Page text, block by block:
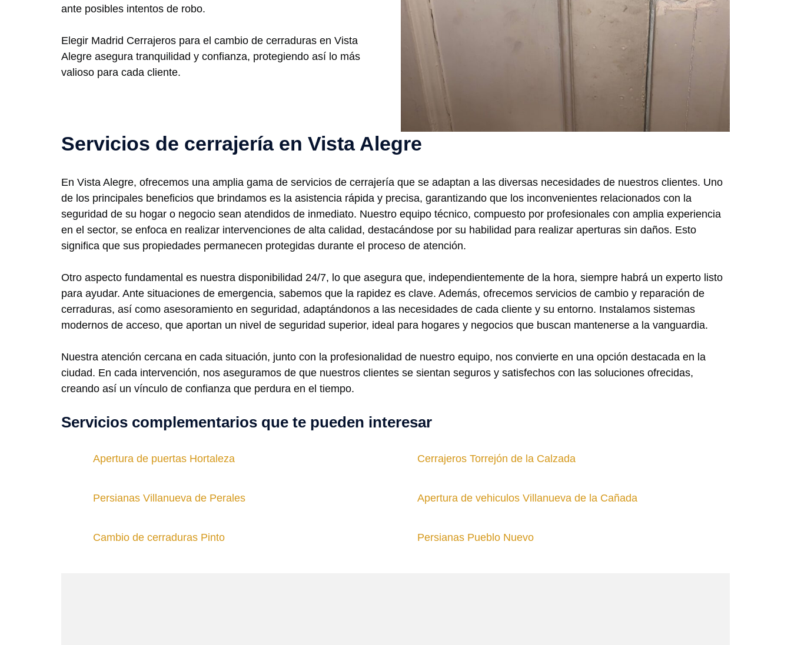
ante posibles intentos de robo.
Elegir Madrid Cerrajeros para el cambio de cerraduras en Vista
Alegre asegura tranquilidad y confianza, protegiendo así lo más
valioso para cada cliente.
Servicios de cerrajería en Vista Alegre
En Vista Alegre, ofrecemos una amplia gama de servicios de cerrajería que se adaptan a las diversas necesidades de nuestros clientes. Uno
de los principales beneficios que brindamos es la asistencia rápida y precisa, garantizando que los inconvenientes relacionados con la
seguridad de su hogar o negocio sean atendidos de inmediato. Nuestro equipo técnico, compuesto por profesionales con amplia experiencia
en el sector, se enfoca en realizar intervenciones de alta calidad, destacándose por su habilidad para realizar aperturas sin daños. Esto
significa que sus propiedades permanecen protegidas durante el proceso de atención.
Otro aspecto fundamental es nuestra disponibilidad 24/7, lo que asegura que, independientemente de la hora, siempre habrá un experto listo
para ayudar. Ante situaciones de emergencia, sabemos que la rapidez es clave. Además, ofrecemos servicios de cambio y reparación de
cerraduras, así como asesoramiento en seguridad, adaptándonos a las necesidades de cada cliente y su entorno. Instalamos sistemas
modernos de acceso, que aportan un nivel de seguridad superior, ideal para hogares y negocios que buscan mantenerse a la vanguardia.
Nuestra atención cercana en cada situación, junto con la profesionalidad de nuestro equipo, nos convierte en una opción destacada en la
ciudad. En cada intervención, nos aseguramos de que nuestros clientes se sientan seguros y satisfechos con las soluciones ofrecidas,
creando así un vínculo de confianza que perdura en el tiempo.
Servicios complementarios que te pueden interesar
Apertura de puertas Hortaleza Cerrajeros Torrejón de la Calzada
Persianas Villanueva de Perales Apertura de vehiculos Villanueva de la Cañada
Cambio de cerraduras Pinto Persianas Pueblo Nuevo